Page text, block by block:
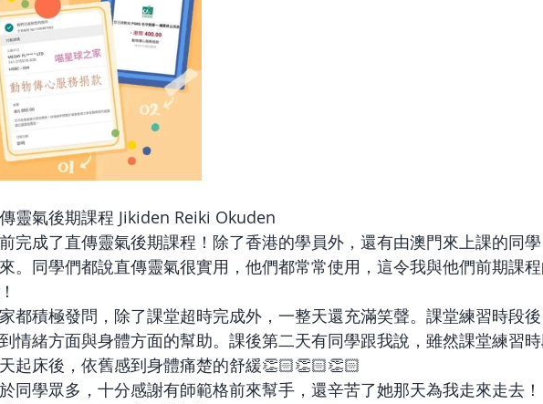
靈氣後期課程 Jikiden Reiki Okuden
完成了直傳靈氣後期課程！除了香港的學員外，還有由澳門來上課的同
。同學們都說直傳靈氣很實用，他們都常常使用，這令我與他們前期課
都積極發問，除了課堂超時完成外，一整天還充滿笑聲。課堂練習時段
情緒方面與身體方面的幫助。課後第二天有同學跟我說，雖然課堂練習
起床後，依舊感到身體痛楚的舒緩👏🏻👏🏻👏🏻
同學眾多，十分感謝有師範格前來幫手，還辛苦了她那天為我走來走去！